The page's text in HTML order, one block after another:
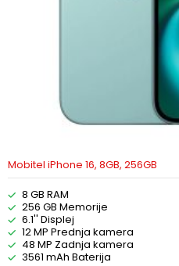
Mobitel iPhone 16, 8GB, 256GB
8 GB RAM
256 GB Memorije
6.1'' Displej
12 MP Prednja kamera
48 MP Zadnja kamera
3561 mAh Baterija